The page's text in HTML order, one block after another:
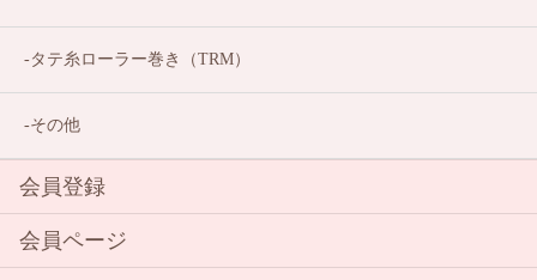
タテ糸ローラー巻き（TRM）
その他
会員登録
会員ページ